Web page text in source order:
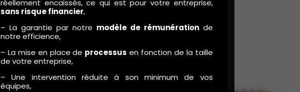
réellement encaissés, ce qui est pour votre entreprise,
sans risque financier,
– La garantie par notre modèle de rémunérationde
notre efficience,
– La mise en place de processus en fonction de la taille
de votre entreprise,
– Une intervention réduite à son minimum de vos
équipes,